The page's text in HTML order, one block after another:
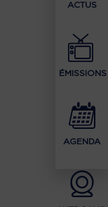
ACTUS
ÉMISSIONS
AGENDA